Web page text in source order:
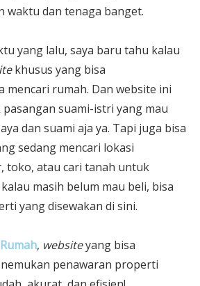
waktu dan tenaga banget.
yang lalu, saya baru tahu kalau
khusus yang bisa
mencari rumah. Dan website ini
suami-istri yang mau
dan suami aja ya. Tapi juga bisa
sedang mencari lokasi
toko, atau cari tanah untuk
masih belum mau beli, bisa
yang disewakan di sini.
, websiteyang bisa
penawaran properti